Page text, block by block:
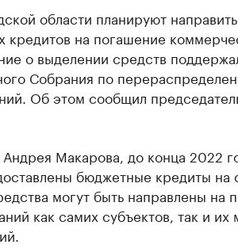
области планируют
кредитов на погашение
о выделении средств
Собрания по
Об этом сообщил
Макарова, до конца 2022
бюджетные кредиты
могут быть направлены на
как самих субъектов, так и их